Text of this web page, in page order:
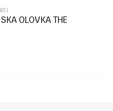
OLOVKA THE